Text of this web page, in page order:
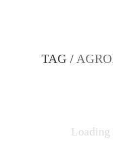
TAG /
Loading